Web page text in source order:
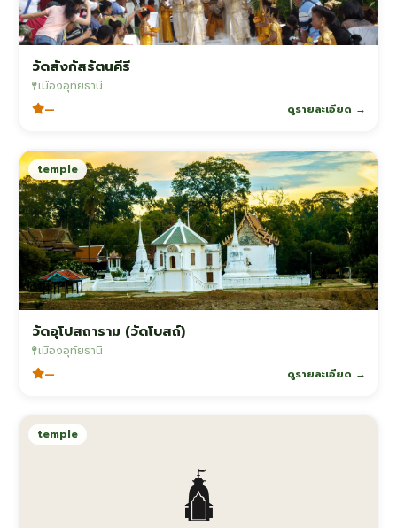
วัดสังกัสรัตนคีรี
เมืองอุทัยธานี
— ดูรายละเอียด →
temple
วัดอุโปสถาราม (วัดโบสถ์)
เมืองอุทัยธานี
— ดูรายละเอียด →
🛕
temple